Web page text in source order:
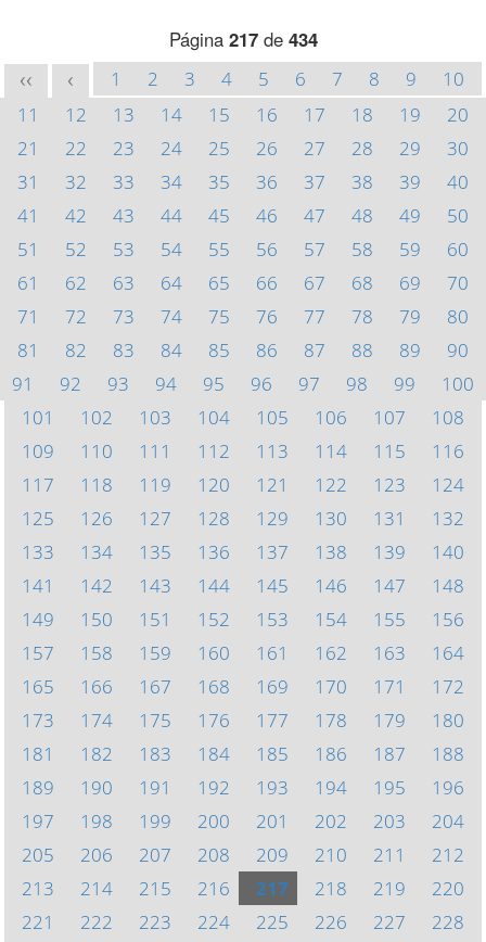
Página 217de 434
<< < 1 2 3 4 5 6 7 8 9
10
11
12 13 14 15 16 17 18 19
20
21
22 23 24 25 26 27 28 29
30
31
32 33 34 35 36 37 38 39
40
41
42 43 44 45 46 47 48 49
50
51
52 53 54 55 56 57 58 59
60
61
62 63 64 65 66 67 68 69
70
71
72 73 74 75 76 77 78 79
80
81
82 83 84 85 86 87 88 89
90
91
92 93 94 95 96 97 98 99
100
101
102 103 104 105 106 107
108
109
110 111 112 113 114 115
116
117
118 119 120 121 122 123
124
125
126 127 128 129 130 131
132
133
134 135 136 137 138 139
140
141
142 143 144 145 146 147
148
149
150 151 152 153 154 155
156
157
158 159 160 161 162 163
164
165
166 167 168 169 170 171
172
173
174 175 176 177 178 179
180
181
182 183 184 185 186 187
188
189
190 191 192 193 194 195
196
197
198 199 200 201 202 203
204
205
206 207 208 209 210 211
212
213
214 215 216 217 218 219
220
221
222 223 224 225 226 227
228